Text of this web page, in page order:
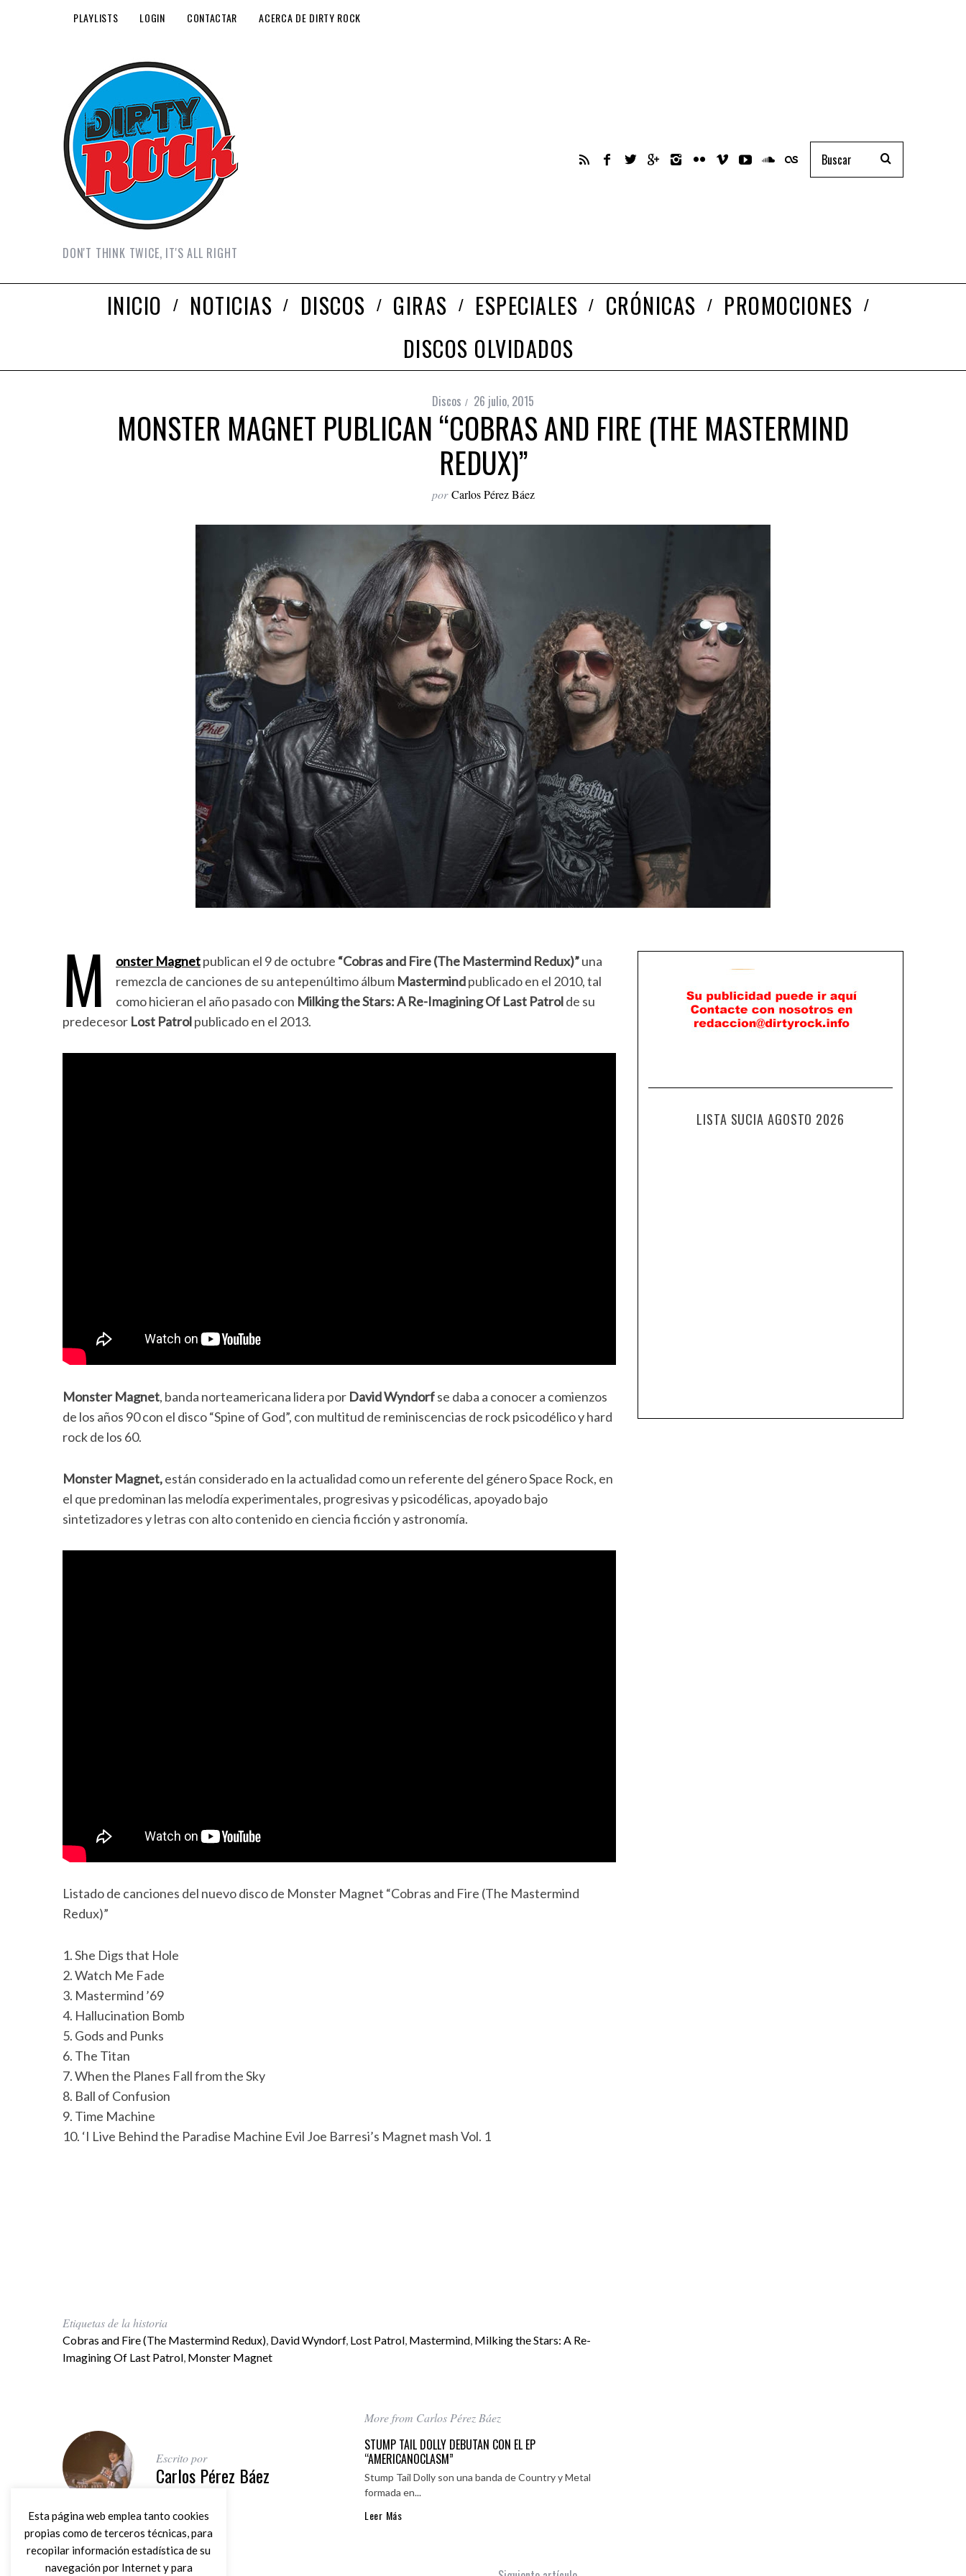
PLAYLISTS LOGIN CONTACTAR ACERCA DE DIRTY ROCK
DON'T THINK TWICE, IT'S ALL RIGHT
INICIO NOTICIAS DISCOS GIRAS ESPECIALES CRÓNICAS
PROMOCIONES
DISCOS OLVIDADOS
Discos 26 julio, 2015
MONSTER MAGNET PUBLICAN “COBRAS AND FIRE (THE MASTERMIND
REDUX)”
por Carlos Pérez Báez
M onster Magnetpublican el 9 de octubre “Cobras and Fire (The Mastermind Redux)”una
remezcla de canciones de su antepenúltimo álbum Mastermindpublicado en el 2010, tal
como hicieran el año pasado con Milking the Stars: A Re-Imagining Of Last Patrolde su
predecesor Lost Patrolpublicado en el 2013.
Monster Magnet, banda norteamericana lidera por David Wyndorfse daba a conocer a comienzos
de los años 90 con el disco “Spine of God”, con multitud de reminiscencias de rock psicodélico y hard
rock de los 60.
Monster Magnet,están considerado en la actualidad como un referente del género Space Rock, en
el que predominan las melodía experimentales, progresivas y psicodélicas, apoyado bajo
sintetizadores y letras con alto contenido en ciencia ficción y astronomía.
Listado de canciones del nuevo disco de Monster Magnet “Cobras and Fire (The Mastermind
Redux)”
1. She Digs that Hole
2. Watch Me Fade
3. Mastermind ’69
4. Hallucination Bomb
5. Gods and Punks
6. The Titan
7. When the Planes Fall from the Sky
8. Ball of Confusion
9. Time Machine
10. ‘I Live Behind the Paradise Machine Evil Joe Barresi’s Magnet mash Vol. 1
Etiquetas de la historia
Cobras and Fire (The Mastermind Redux), David Wyndorf, Lost Patrol, Mastermind, Milking the Stars: A Re-
Imagining Of Last Patrol, Monster Magnet
Escrito por
Carlos Pérez Báez
More from Carlos Pérez Báez
STUMP TAIL DOLLY DEBUTAN CON EL EP
“AMERICANOCLASM”
Stump Tail Dolly son una banda de Country y Metal
formada en...
Leer Más
LISTA SUCIA AGOSTO 2026
Esta página web emplea tanto cookies
propias como de terceros técnicas, para
recopilar información estadística de su
navegación por Internet y para